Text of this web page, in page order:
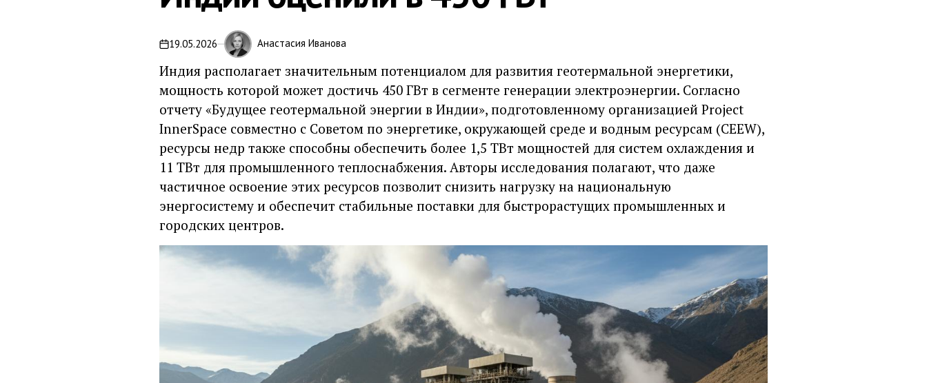
on19.05.2026 Анастасия Иванова
Индия располагает значительным потенциалом для развития геотермальной энергетики,
мощность которой может достичь 450 ГВт в сегменте генерации электроэнергии. Согласно
отчету «Будущее геотермальной энергии в Индии», подготовленному организацией Project
InnerSpace совместно с Советом по энергетике, окружающей среде и водным ресурсам (CEEW),
ресурсы недр также способны обеспечить более 1,5 ТВт мощностей для систем охлаждения и
11 ТВт для промышленного теплоснабжения. Авторы исследования полагают, что даже
частичное освоение этих ресурсов позволит снизить нагрузку на национальную
энергосистему и обеспечит стабильные поставки для быстрорастущих промышленных и
городских центров.